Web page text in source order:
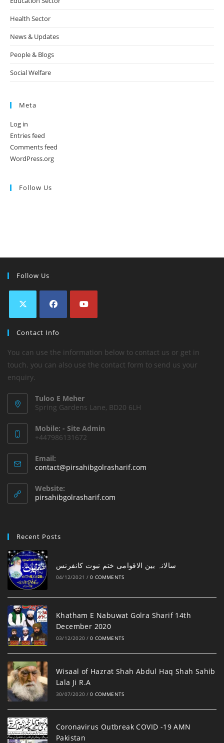
Health Sector
News & Updates
People & Blogs
Social Welfare
Meta
Log in
Entries feed
Comments feed
WordPress.org
Follow Us
Follow Us
Contact Info
You can use the information below to contact us or get in
touch. you can also use the contact form to send us your
enquiry.
Tuloo E Meher
Spring Gardens Lane, BD20 6LH
Mobile: - Site Admin
+447986131672
Email:
contact@pirsahibgolrasharif.com
Website:
pirsahibgolrasharif.com
Recent Posts
‎سالانہ بین الاقوامی ختم نبوت کانفرنس
04/12/2021 / 0 COMMENTS
Khatham E Nabuwat Golra Sharif 14th
December 2020
03/12/2020 / 0 COMMENTS
Wisaal of Hazrat Shah Abdul Haq Shah Sahib
Lala Ji R.A
30/07/2020 / 0 COMMENTS
Coronavirus Outbreak COVID -19 AMN
Pakistan